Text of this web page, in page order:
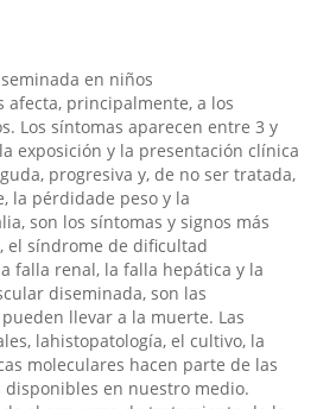
en niños
afecta, principalmente, a los
Los síntomas aparecen entre 3 y
exposición y la presentación clínica
progresiva y, de no ser tratada,
la pérdidade peso y la
son los síntomas y signos más
el síndrome de dificultad
falla renal, la falla hepática y la
diseminada, son las
llevar a la muerte. Las
lahistopatología, el cultivo, la
moleculares hacen parte de las
disponibles en nuestro medio.